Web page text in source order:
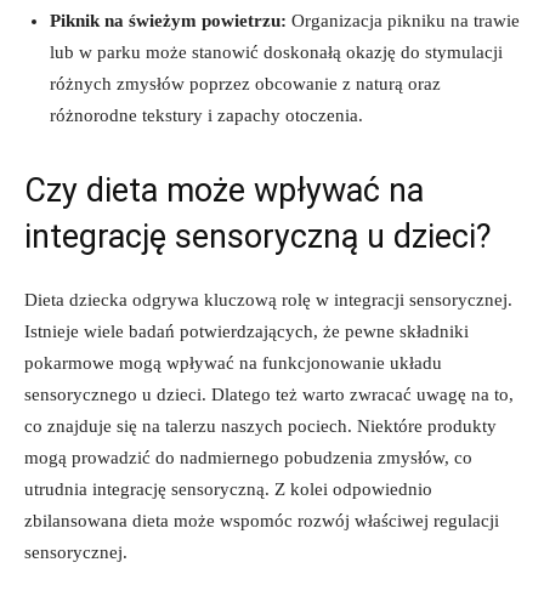
Piknik ‌na świeżym powietrzu: Organizacja pikniku⁣ na trawie
‍lub w parku może stanowić doskonałą okazję do ⁣stymulacji
różnych‍ zmysłów poprzez obcowanie z naturą oraz
różnorodne tekstury⁤ i zapachy ⁢otoczenia.
Czy dieta‍ może wpływać na⁢
integrację sensoryczną u dzieci?
Dieta dziecka⁢ odgrywa ​kluczową rolę w integracji sensorycznej.
Istnieje wiele ‌badań potwierdzających, że pewne składniki
pokarmowe mogą ‍wpływać na funkcjonowanie układu
sensorycznego ​u dzieci.‍ Dlatego ⁣też warto zwracać uwagę na to,
⁣co ⁢znajduje się na talerzu ​naszych ​pociech. Niektóre produkty
mogą prowadzić⁤ do nadmiernego pobudzenia zmysłów, co⁤
utrudnia integrację sensoryczną. ‍Z kolei odpowiednio
zbilansowana ‍dieta może wspomóc rozwój⁣ właściwej regulacji
sensorycznej.